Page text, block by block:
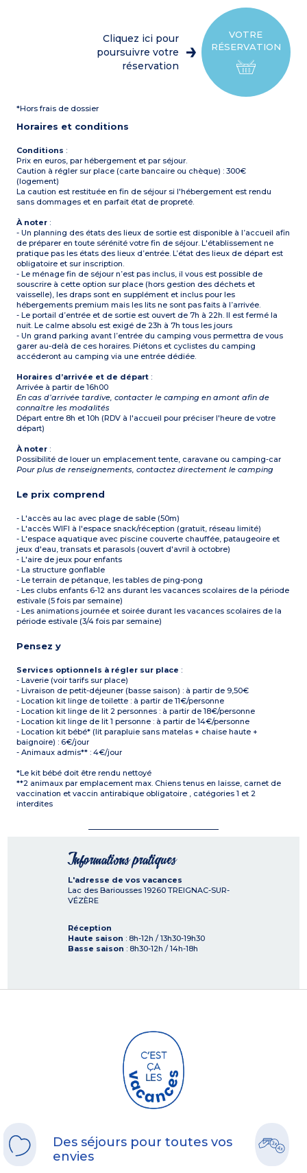
: Draps et
serviettes fournis pour les
participants inscrits (lits
1 chambre avec 1 lit double
1 chambre avec 2 lits
Télévision
(11m²) avec salon de jardin
personnes
VOTRE
RÉSERVATION
Cliquez ici pour
poursuivre votre
réservation
*Hors frais de dossier
Horaires et conditions
Conditions :
Prix en euros, par hébergement et par séjour.
Caution à régler sur place (carte bancaire ou chèque) : 300€
(logement)
La caution est restituée en fin de séjour si l'hébergement est rendu
sans dommages et en parfait état de propreté.
À noter :
- Un planning des états des lieux de sortie est disponible à l’accueil afin
de préparer en toute sérénité votre fin de séjour. L'établissement ne
pratique pas les états des lieux d’entrée. L’état des lieux de départ est
obligatoire et sur inscription.
- Le ménage fin de séjour n’est pas inclus, il vous est possible de
souscrire à cette option sur place (hors gestion des déchets et
vaisselle), les draps sont en supplément et inclus pour les
hébergements premium mais les lits ne sont pas faits à l’arrivée.
- Le portail d’entrée et de sortie est ouvert de 7h à 22h. Il est fermé la
nuit. Le calme absolu est exigé de 23h à 7h tous les jours
- Un grand parking avant l’entrée du camping vous permettra de vous
garer au-delà de ces horaires. Piétons et cyclistes du camping
accéderont au camping via une entrée dédiée.
Horaires d’arrivée et de départ :
Arrivée à partir de 16h00
En cas d’arrivée tardive, contacter le camping en amont afin de
connaître les modalités
Départ entre 8h et 10h (RDV à l'accueil pour préciser l'heure de votre
départ)
À noter :
Possibilité de louer un emplacement tente, caravane ou camping-car
Pour plus de renseignements, contactez directement le camping
Le prix comprend
- L'accès au lac avec plage de sable (50m)
- L'accès WIFI à l'espace snack/réception (gratuit, réseau limité)
- L'espace aquatique avec piscine couverte chauffée, pataugeoire et
jeux d'eau, transats et parasols (ouvert d'avril à octobre)
- L'aire de jeux pour enfants
- La structure gonflable
- Le terrain de pétanque, les tables de ping-pong
- Les clubs enfants 6-12 ans durant les vacances scolaires de la période
estivale (5 fois par semaine)
- Les animations journée et soirée durant les vacances scolaires de la
période estivale (3/4 fois par semaine)
Pensez y
Services optionnels à régler sur place :
- Laverie (voir tarifs sur place)
- Livraison de petit-déjeuner (basse saison) : à partir de 9,50€
- Location kit linge de toilette : à partir de 11€/personne
- Location kit linge de lit 2 personnes : à partir de 18€/personne
- Location kit linge de lit 1 personne : à partir de 14€/personne
- Location kit bébé* (lit parapluie sans matelas + chaise haute +
baignoire) : 6€/jour
- Animaux admis** : 4€/jour
*Le kit bébé doit être rendu nettoyé
**2 animaux par emplacement max. Chiens tenus en laisse, carnet de
vaccination et vaccin antirabique obligatoire , catégories 1 et 2
interdites
Informations pratiques
L'adresse de vos vacances
Lac des Bariousses 19260 TREIGNAC-SUR-
VÉZÈRE
Réception
Haute saison : 8h-12h / 13h30-19h30
Basse saison : 8h30-12h / 14h-18h
Des séjours pour toutes vos
envies